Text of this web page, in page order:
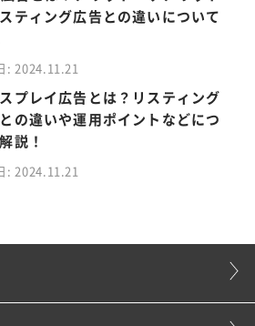
ティング広告との違いについて
: 2024.11.21
プレイ広告とは？リスティング
の違いや運用ポイントなどにつ
説！
: 2024.11.21